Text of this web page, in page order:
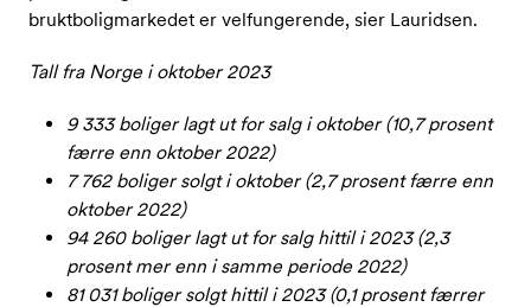
bruktboligmarkedet er velfungerende, sier Lauridsen.
Tall fra Norge i oktober 2023
9 333 boliger lagt ut for salg i oktober (10,7 prosent
færre enn oktober 2022)
7 762 boliger solgt i oktober (2,7 prosent færre enn
oktober 2022)
94 260 boliger lagt ut for salg hittil i 2023 (2,3
prosent mer enn i samme periode 2022)
81 031 boliger solgt hittil i 2023 (0,1 prosent færrer